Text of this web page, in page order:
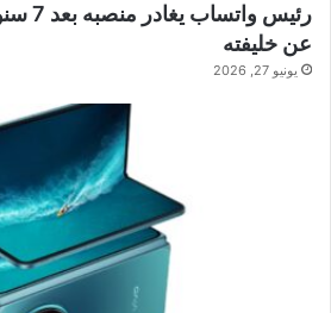
رئيس
عن خليفته
يونيو 27, 2026